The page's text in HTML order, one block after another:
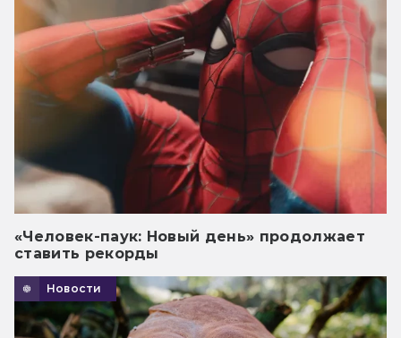
«Человек-паук: Новый день» продолжает
ставить рекорды
Новости